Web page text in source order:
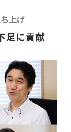
上げ
足に貢献